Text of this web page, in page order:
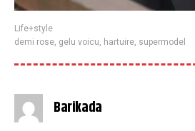
Life+style
demi rose, gelu voicu, hartuire, supermodel
Barikada